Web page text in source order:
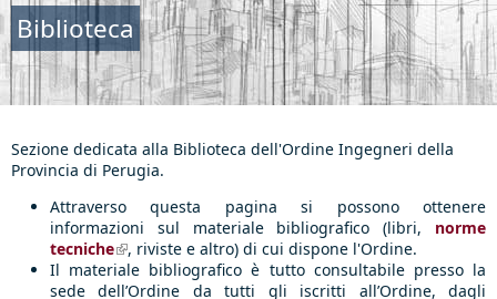
Biblioteca
Sezione dedicata alla Biblioteca dell'Ordine Ingegneri della
Provincia di Perugia.
Attraverso questa pagina si possono ottenere
informazioni sul materiale bibliografico (libri, norme
tecniche(link is external)
, riviste e altro) di cui dispone l'Ordine.
Il materiale bibliografico è tutto consultabile presso la
sede dell’Ordine da tutti gli iscritti all’Ordine, dagli